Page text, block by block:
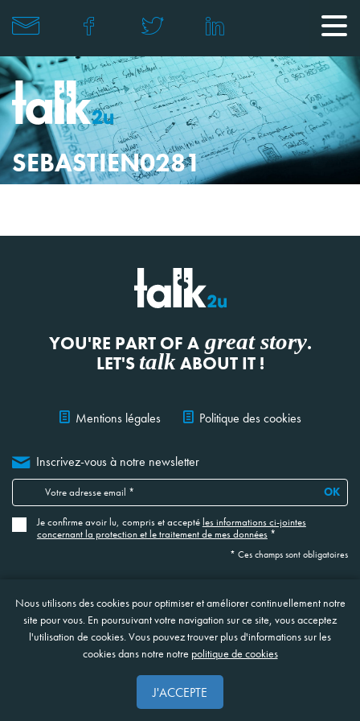
SEBASTIEN0281
YOU'RE PART OF Agreat story.
LET'S talkABOUT IT !
Mentions légales Politique des cookies
Inscrivez-vous à notre newsletter
Je confirme avoir lu, compris et acceptéles informations ci-jointes
concernant la protection et le traitement de mes données*
* Ces champs sont obligatoires
OK
Site web réalisé en collaboration avec NOOSPHERE
Nous utilisons des cookies pour optimiser et améliorer continuellement notre
site pour vous. En poursuivant votre navigation sur ce site, vous acceptez
l'utilisation de cookies. Vous pouvez trouver plus d'informations sur les
cookies dans notre notre politique de cookies
J'ACCEPTE